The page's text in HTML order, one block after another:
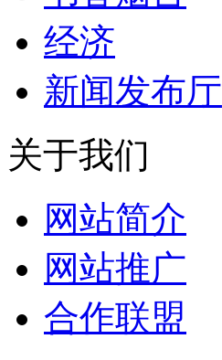
经济
新闻发布厅
关于我们
网站简介
网站推广
合作联盟